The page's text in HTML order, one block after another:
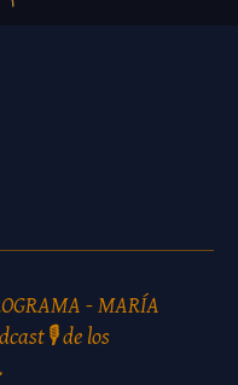
- MARÍA
de los